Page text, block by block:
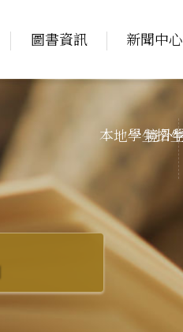
圖書資訊 新聞中心